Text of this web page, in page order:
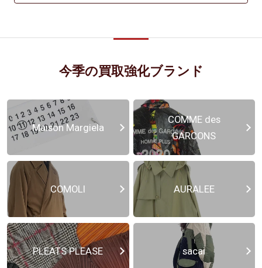
今季の買取強化ブランド
Maison Margiela
COMME des
GARCONS
COMOLI AURALEE
PLEATS PLEASE sacai